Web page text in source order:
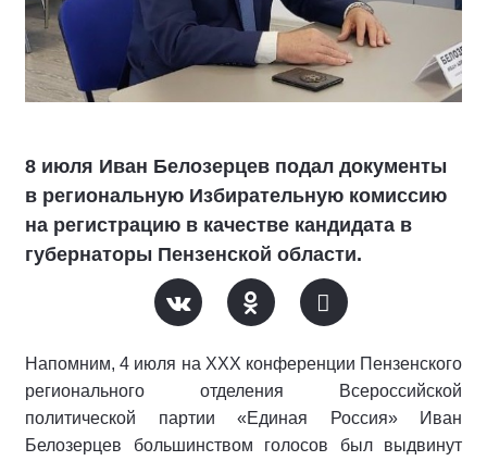
8 июля Иван Белозерцев подал документы
в региональную Избирательную комиссию
на регистрацию в качестве кандидата в
губернаторы Пензенской области.
Напомним, 4 июля на XXX конференции Пензенского
регионального отделения Всероссийской
политической партии «Единая Россия» Иван
Белозерцев большинством голосов был выдвинут